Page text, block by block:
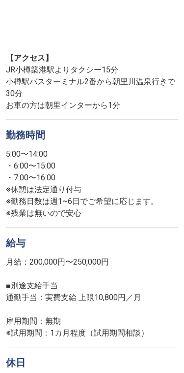
【アクセス】
JR小樽築港駅よりタクシー15分
小樽駅バスターミナル2番から朝里川温泉行きで
30分
お車の方は朝里インターから1分
勤務時間
5:00〜14:00
・6:00〜15:00
・7:00〜16:00
※休憩は法定通り付与
※勤務日数は週1~6日でご希望に応じます。
※残業は無いので安心
給与
月給：200,000円〜250,000円
■別途支給手当
通勤手当：実費支給 上限10,800円／月
雇用期間：無期
※試用期間：1カ月程度（試用期間相談）
休日